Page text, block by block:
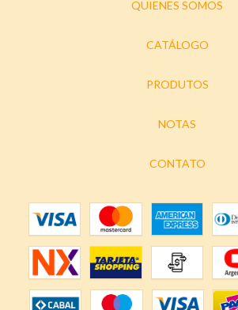
QUIENES SOMOS
CATÁLOGO
PRODUTOS
NOTAS
CONTATO